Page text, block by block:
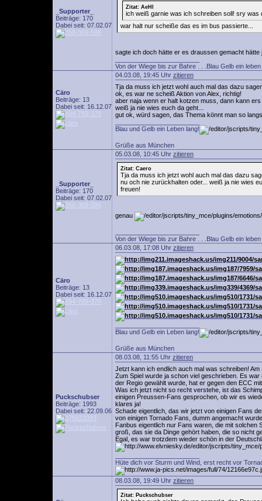
_Supporter_
Beiträge: 170
Dabei seit: 07.02.07
Zitat: AeHl
ich weiß garnie was ich schreiben soll! sry
war halt nur scheiße das es im bus passierte...
sagte ich doch hätte er es draussen gemacht
Von der Wiege bis zur Bahre . . .Blau Gelb ein
Cäro
Beiträge: 13
Dabei seit: 16.12.07
04.03.08, 19:45 Uhr zitieren
Tja da muss ich jetzt wohl auch mal das dazu
ok, es war ne scheiß Aktion von Alex, richtig!
aber naja wenn er halt kotzen muss, dann kann
weiß ja nie wies euch da geht...
gut ok, würd sagen, das Thema könnt man so
Blau und Gelb ein Leben lang!
Grüße aus München
_Supporter_
Beiträge: 170
Dabei seit: 07.02.07
05.03.08, 10:45 Uhr zitieren
Zitat: Caero
Tja da muss ich jetzt wohl auch mal das dazu
nu och nie zurückhalten oder... weiß ja nie wies
freuen!
genau
Von der Wiege bis zur Bahre . . .Blau Gelb ein
Cäro
Beiträge: 13
Dabei seit: 16.12.07
06.03.08, 17:08 Uhr zitieren
Blau und Gelb ein Leben lang!
Grüße aus München
Puckschubser
Beiträge: 1993
Dabei seit: 22.09.06
08.03.08, 11:55 Uhr zitieren
Jetzt kann ich endlich auch mal was schreiben!
Zum Spiel wurde ja schon viel geschrieben. Es
der Regio gewählt wurde, hat er gegen den ECC
Was ich jetzt nicht so recht verstehe, ist das
einigen Preussen-Fans gesprochen, ob wir es
klares ja!
Schade eigentlich, das wir jetzt von einigen Fans
von einigen Tornado Fans, dumm angemacht
Fanbus eigentlich nur Fans waren, die mit
groß, das sie da Dinge gehört haben, die so nicht
Egal, es war trotzdem wieder schön in der
Hüte dich vor Sturm und Wind, erst recht vor
08.03.08, 19:49 Uhr zitieren
Zitat: Puckschubser